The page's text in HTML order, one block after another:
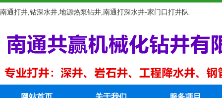
南通打井,钻深水井,地源热泵钻井,南通打深水井-家门口打井队